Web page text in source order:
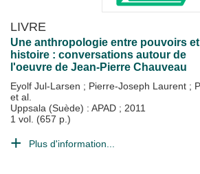
LIVRE
Une anthropologie entre pouvoirs et
histoire : conversations autour de
l'oeuvre de Jean-Pierre Chauveau
Eyolf Jul-Larsen ; Pierre-Joseph Laurent ;
et al.
Uppsala (Suède) : APAD ; 2011
1 vol. (657 p.)
Plus d'information...